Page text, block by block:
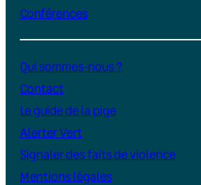
Conférences
Qui sommes-nous ?
Contact
Le guide de la pige
Alerter Vert
Signaler des faits de violence
Mentions légales